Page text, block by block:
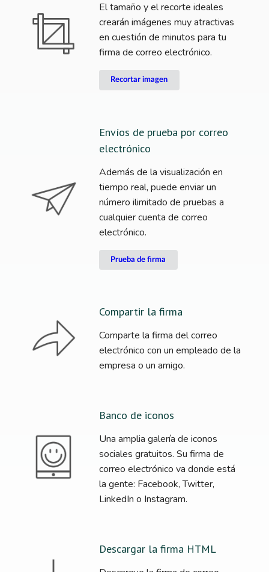
El tamaño y el recorte ideales
crearán imágenes muy atractivas
en cuestión de minutos para tu
firma de correo electrónico.
Recortar imagen
Envíos de prueba por correo
electrónico
Además de la visualización en
tiempo real, puede enviar un
número ilimitado de pruebas a
cualquier cuenta de correo
electrónico.
Prueba de firma
Compartir la firma
Comparte la firma del correo
electrónico con un empleado de la
empresa o un amigo.
Banco de iconos
Una amplia galería de iconos
sociales gratuitos. Su firma de
correo electrónico va donde está
la gente: Facebook, Twitter,
LinkedIn o Instagram.
Descargar la firma HTML